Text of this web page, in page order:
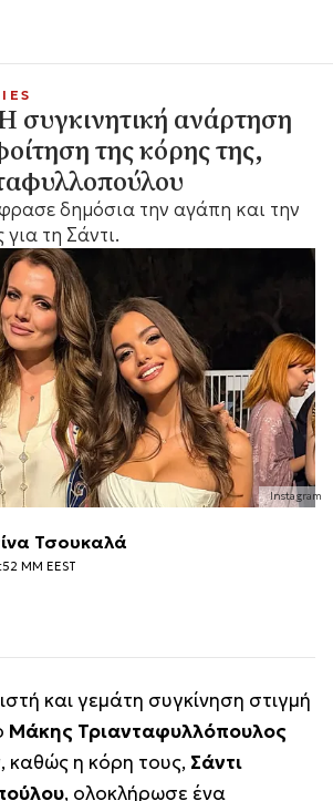
Instagram
συγκινητική ανάρτηση
της κόρης της,
δημόσια την αγάπη και την
τη Σάντι.
Τσουκαλά
ΜΜ EEST
και γεμάτη συγκίνηση στιγμή
Μάκης Τριανταφυλλόπουλος
, καθώς η κόρη τους, Σάντι
, ολοκλήρωσε ένα